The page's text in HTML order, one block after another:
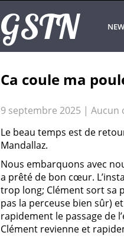
GSTN
Ca coule ma
9 septembre 2025 | Aucun
Le beau temps est de
Mandallaz.
Nous embarquons avec
a prêté de bon cœur.
trop long; Clément sort sa
pas la perceuse bien sûr)
rapidement le passage de
Clément revienne et